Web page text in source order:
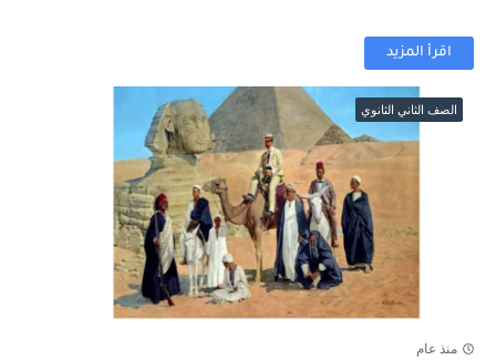
اقرأ المزيد
الصف الثاني الثانوي
منذ عام